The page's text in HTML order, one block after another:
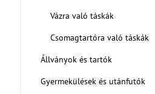
Vázra való táskák
Csomagtartóra való táskák
Állványok és tartók
Gyermekülések és utánfutók